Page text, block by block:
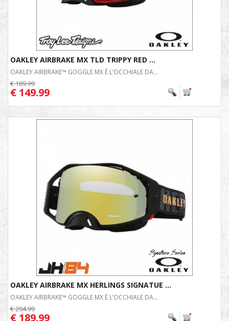
OAKLEY AIRBRAKE MX TLD TRIPPY RED ...
OAKLEY AIRBRAKE™ GOGGLE MX È L’OCCHIALE DA...
€ 189.99
€ 149.99
OAKLEY AIRBRAKE MX HERLINGS SIGNATUE ...
OAKLEY AIRBRAKE™ GOGGLE MX È L’OCCHIALE DA...
€ 204.99
€ 189.99